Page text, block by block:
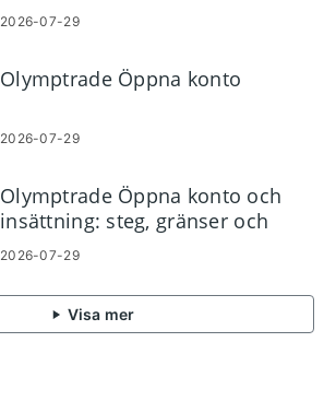
2026-07-29
Olymptrade Öppna konto
2026-07-29
Olymptrade Öppna konto och
insättning: steg, gränser och
metoder
2026-07-29
Visa mer